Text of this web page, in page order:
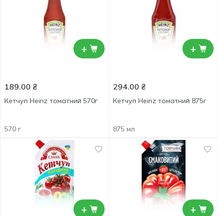
+
189.00 ₴
Кетчуп Heinz томатний 570г
570 г
+
294.00 ₴
Кетчуп Heinz томатний 875г
875 мл
+ +